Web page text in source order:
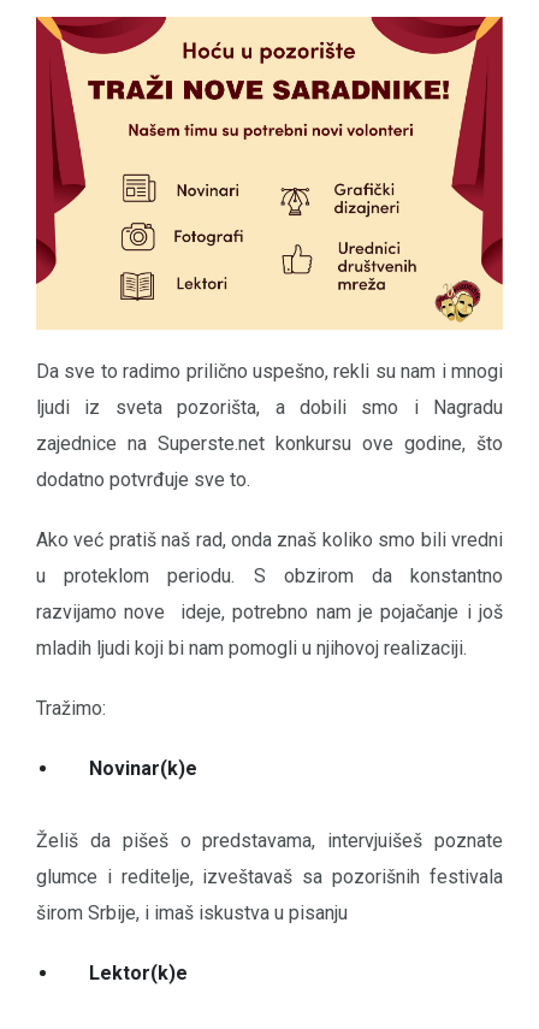
Da sve to radimo prilično uspešno, rekli su nam i mnogi
ljudi iz sveta pozorišta, a dobili smo i Nagradu
zajednice na Superste.net konkursu ove godine, što
dodatno potvrđuje sve to.
Ako već pratiš naš rad, onda znaš koliko smo bili vredni
u proteklom periodu. S obzirom da konstantno
razvijamo nove ideje, potrebno nam je pojačanje i još
mladih ljudi koji bi nam pomogli u njihovoj realizaciji.
Tražimo:
Novinar(k)e
Želiš da pišeš o predstavama, intervjuišeš poznate
glumce i reditelje, izveštavaš sa pozorišnih festivala
širom Srbije, i imaš iskustva u pisanju
Lektor(k)e